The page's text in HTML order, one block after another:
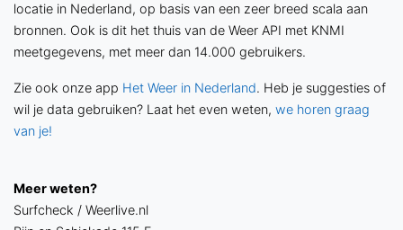
locatie in Nederland, op basis van een zeer breed scala aan
bronnen. Ook is dit het thuis van de Weer API met KNMI
meetgegevens, met meer dan 14.000 gebruikers.
Zie ook onze app Het Weer in Nederland. Heb je suggesties of
wil je data gebruiken? Laat het even weten, we horen graag
van je!
Meer weten?
Surfcheck / Weerlive.nl